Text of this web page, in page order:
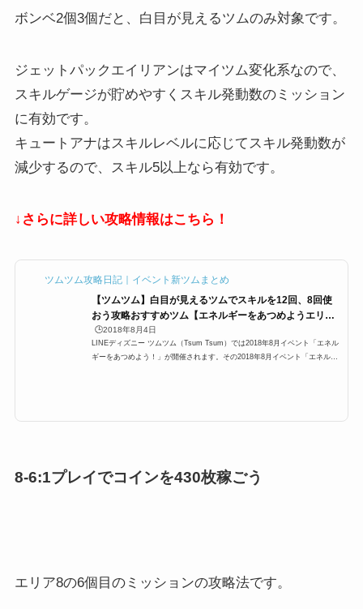
ボンベ2個3個だと、白目が見えるツムのみ対象です。
ジェットパックエイリアンはマイツム変化系なので、
スキルゲージが貯めやすくスキル発動数のミッション
に有効です。
キュートアナはスキルレベルに応じてスキル発動数が
減少するので、スキル5以上なら有効です。
↓さらに詳しい攻略情報はこちら！
ツムツム攻略日記｜イベント新ツムまとめ
【ツムツム】白目が見えるツムでスキルを12回、8回使
おう攻略おすすめツム【エネルギーをあつめようエリア
8】
🕒️2018年8月4日
LINEディズニー ツムツム（Tsum Tsum）では2018年8月イベント「エネル
ギーをあつめよう！」が開催されます。その2018年8月イベント「エネルギ
8-6:1プレイでコインを430枚稼ごう
エリア8の6個目のミッションの攻略法です。